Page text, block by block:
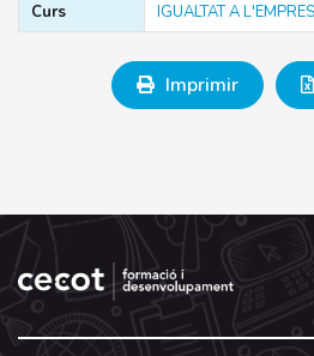
Filtrar
Curs
IGUALTAT A
Imprimir